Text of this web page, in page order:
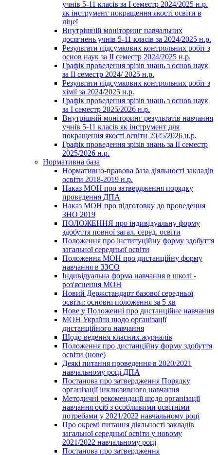
учнів 5-11 класів за І семестр 2024/2025 н.р.
як інструмент покращення якості освіти в
ліцеї
Внутрішній моніторинг навчальних
досягнень учнів 5-11 класів за 2024/2025 н.р.
Результати підсумкових контрольних робіт з
основ наук за ІІ семестр 2024/2025 н.р.
Графік проведення зрізів знань з основ наук
за ІІ семестр 2024/ 2025 н.р.
Результати підсумкових контрольних робіт з
хімії за 2024/2025 н.р.
Графік проведення зрізів знань з основ наук
за І семестр 2025/2026 н.р.
Внутрішній моніторинг результатів навчання
учнів 5-11 класів як інструмент для
покращення якості освіти 2025/2026 н.р.
Графік проведення зрізів знань за ІІ семестр
2025/2026 н.р.
Нормативна база
Нормативно-правова база діяльності закладів
освіти 2018-2019 н.р.
Наказ МОН про затвердження порядку
проведення ДПА
Наказ МОН про підготовку до проведення
ЗНО 2019
ПОЛОЖЕННЯ про індивідуальну форму
здобуття повної загал. серед. освіти
Положення про інституційну форму здобуття
загальної середньої освіти
Положення МОН про дистанційну форму
навчання в ЗЗСО
Індивідуальна форма навчання в школі -
роз'яснення МОН
Новий Держстандарт базової середньої
освіти: основні положення за 5 хв
Нове у Положенні про дистанційне навчання
МОН України щодо організації
дистанційного навчання
Щодо ведення класних журналів
Положення про дистанційну форму здобуття
освіти (нове)
Деякі питання проведення в 2020/2021
навчальному році ДПА
Постанова про затвердження Порядку
організації інклюзивного навчання
Методичні рекомендації щодо організації
навчання осіб з особливими освітніми
потребами у 2021/2022 навчальному році
Про окремі питання діяльності закладів
загальної середньої освіти у новому
2021/2022 навчальному році
Постанова про затвердження